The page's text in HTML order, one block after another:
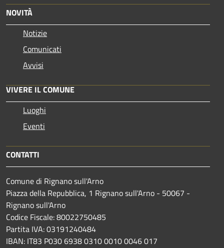
NOVITÀ
Notizie
Comunicati
Avvisi
VIVERE IL COMUNE
Luoghi
Eventi
CONTATTI
Comune di Rignano sull'Arno
Piazza della Repubblica, 1 Rignano sull'Arno - 50067 -
Rignano sull'Arno
Codice Fiscale: 80022750485
Partita IVA: 03191240484
IBAN: IT83 P030 6938 0310 0010 0046 017